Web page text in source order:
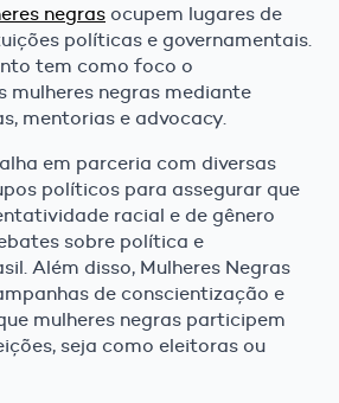
negras ocupem lugares de
políticas e governamentais.
tem como foco o
negras mediante
mentorias e advocacy.
em parceria com diversas
políticos para assegurar que
racial e de gênero
sobre política e
Além disso, Mulheres Negras
de conscientização e
mulheres negras participem
seja como eleitoras ou